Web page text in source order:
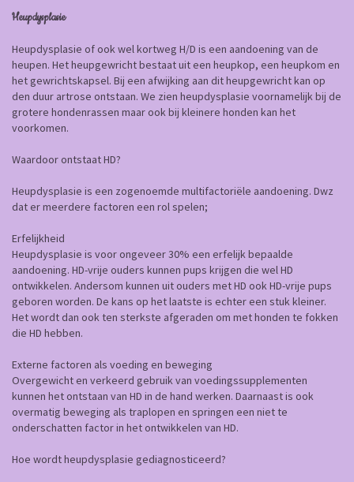
Heupdysplasie
Heupdysplasie of ook wel kortweg H/D is een aandoening van de
heupen. Het heupgewricht bestaat uit een heupkop, een heupkom en
het gewrichtskapsel. Bij een afwijking aan dit heupgewricht kan op
den duur artrose ontstaan. We zien heupdysplasie voornamelijk bij de
grotere hondenrassen maar ook bij kleinere honden kan het
voorkomen.
Waardoor ontstaat HD?
Heupdysplasie is een zogenoemde multifactoriële aandoening. Dwz
dat er meerdere factoren een rol spelen;
Erfelijkheid
Heupdysplasie is voor ongeveer 30% een erfelijk bepaalde
aandoening. HD-vrije ouders kunnen pups krijgen die wel HD
ontwikkelen. Andersom kunnen uit ouders met HD ook HD-vrije pups
geboren worden. De kans op het laatste is echter een stuk kleiner.
Het wordt dan ook ten sterkste afgeraden om met honden te fokken
die HD hebben.
Externe factoren als voeding en beweging
Overgewicht en verkeerd gebruik van voedingssupplementen
kunnen het ontstaan van HD in de hand werken. Daarnaast is ook
overmatig beweging als traplopen en springen een niet te
onderschatten factor in het ontwikkelen van HD.
Hoe wordt heupdysplasie gediagnosticeerd?